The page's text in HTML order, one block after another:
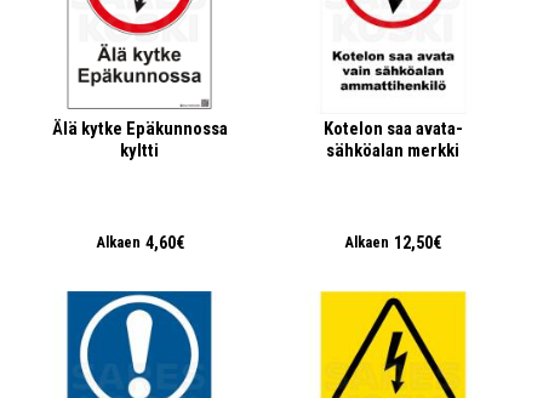
Älä kytke Epäkunnossa
kyltti
Alkaen 4,60€
Kotelon saa avata-
sähköalan merkki
Alkaen 12,50€